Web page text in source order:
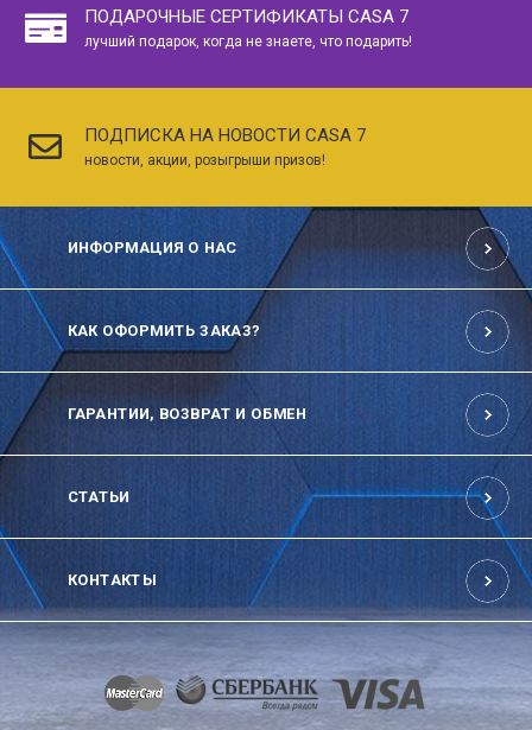
ПОДАРОЧНЫЕ СЕРТИФИКАТЫ CASA 7
лучший подарок, когда не знаете, что подарить!
ПОДПИСКА НА НОВОСТИ CASA 7
новости, акции, розыгрыши призов!
ИНФОРМАЦИЯ О НАС
КАК ОФОРМИТЬ ЗАКАЗ?
ГАРАНТИИ, ВОЗВРАТ И ОБМЕН
СТАТЬИ
КОНТАКТЫ